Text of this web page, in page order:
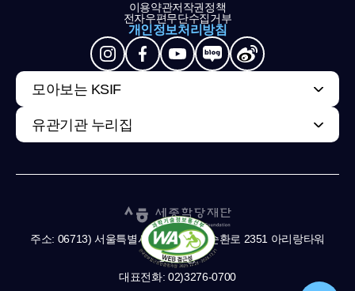
이용약관저작권정책
전자우편무단수집거부
개인정보처리방침
모아보는 KSIF
유관기관 누리집
주소: 06713) 서울특별시 서초구 남부순환로 2351 아리랑타워
11,13층
대표전화: 02)3276-0700